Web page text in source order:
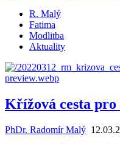
R. Malý
Fatima
Modlitba
Aktuality
Křížová cesta pro
PhDr. Radomír Malý